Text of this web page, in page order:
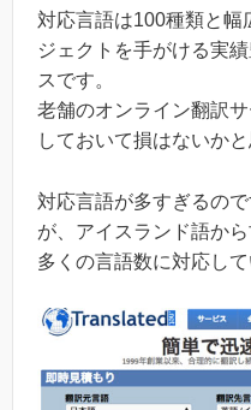
対応言語は100種類と幅
ジェクトを手がける実
スです。
老舗のオンライン翻訳
しておいて損はないかと
対応言語が多すぎるの
が、アイスランド語か
多くの言語数に対応して